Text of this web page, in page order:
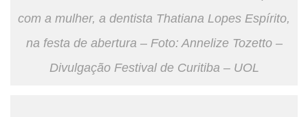
com a mulher, a dentista Thatiana Lopes Espírito,
na festa de abertura – Foto: Annelize Tozetto –
Divulgação Festival de Curitiba – UOL